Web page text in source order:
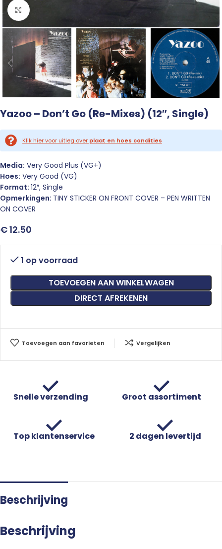
Click to enlarge
Yazoo – Don’t Go (Re-Mixes) (12″, Single)
Klik hier voor uitleg over plaat en hoes condities
Media: Very Good Plus (VG+)
Hoes: Very Good (VG)
Format: 12″, Single
Opmerkingen: TINY STICKER ON FRONT COVER – PEN WRITTEN
ON COVER
€12.50
1 op voorraad
TOEVOEGEN AAN WINKELWAGEN
DIRECT AFREKENEN
Toevoegen aan favorieten Vergelijken
Snelle verzending Groot assortiment
Top klantenservice 2 dagen levertijd
Beschrijving
Beschrijving